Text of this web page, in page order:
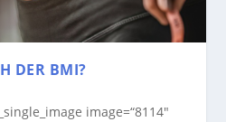
DER BMI?
image=“8114″